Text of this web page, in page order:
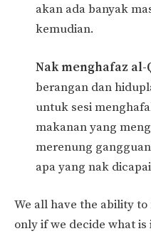
akan ada banyak
kemudian.
Nak menghafaz al-
berangan dan
untuk sesi
makanan yang
merenung
apa yang nak
We all have the ability
only if we decide what